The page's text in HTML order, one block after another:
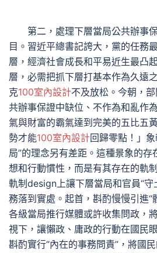
第二，處理下層當局公共辦事
目。習近平總書記誇大，黨的任務
層，經濟社會成長和平易近生最凸
層，必需把抓下層打基本作為久遠
克100室內設計不及放松。今朝，
共辦事保證中缺位、不作為和亂作
氣與財富的霸氣達到完美的五比五
勢才能100室內設計回歸零點！」
局”的理念另有差距。這種景象的存
想和行動慣性，而是有其存在的軌制
軌制design上讓下層當局和官員“守
務落到實處。起首，斟酌慢慢引進“
各級當局推行媒體或許收集問政，
視下，讓懶政、庸政的行動在國民
斟酌實行“內在的事務問責”，將國